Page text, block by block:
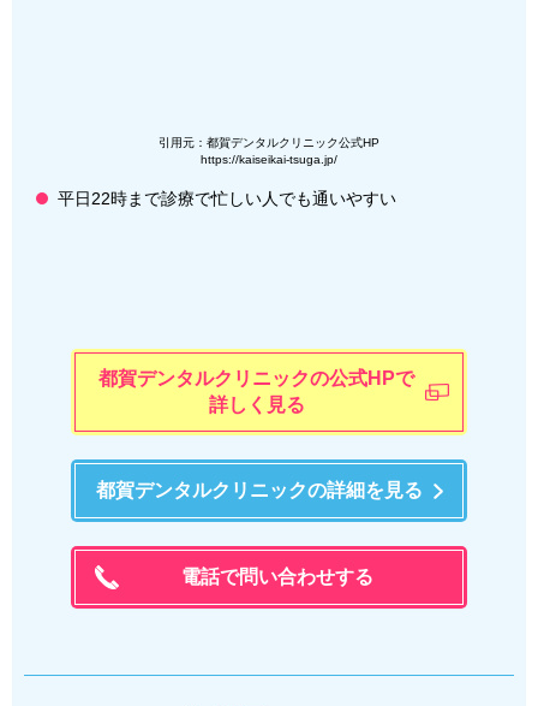
引用元：都賀デンタルクリニック公式HP
https://kaiseikai-tsuga.jp/
平日22時まで診療で忙しい人でも通いやすい
都賀デンタルクリニックの公式HPで
詳しく見る
都賀デンタルクリニックの詳細を見る
電話で問い合わせする